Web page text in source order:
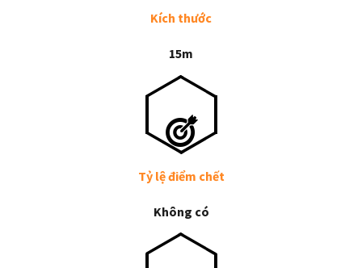
Kích thước
15m
Tỷ lệ điểm chết
Không có